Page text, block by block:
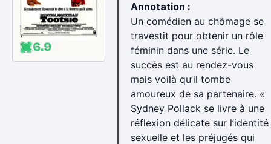
6.9
Annotation :
Un comédien au chômage se
travestit pour obtenir un rôle
féminin dans une série. Le
succès est au rendez-vous
mais voilà qu’il tombe
amoureux de sa partenaire. «
Sydney Pollack se livre à une
réflexion délicate sur l’identité
sexuelle et les préjugés qui